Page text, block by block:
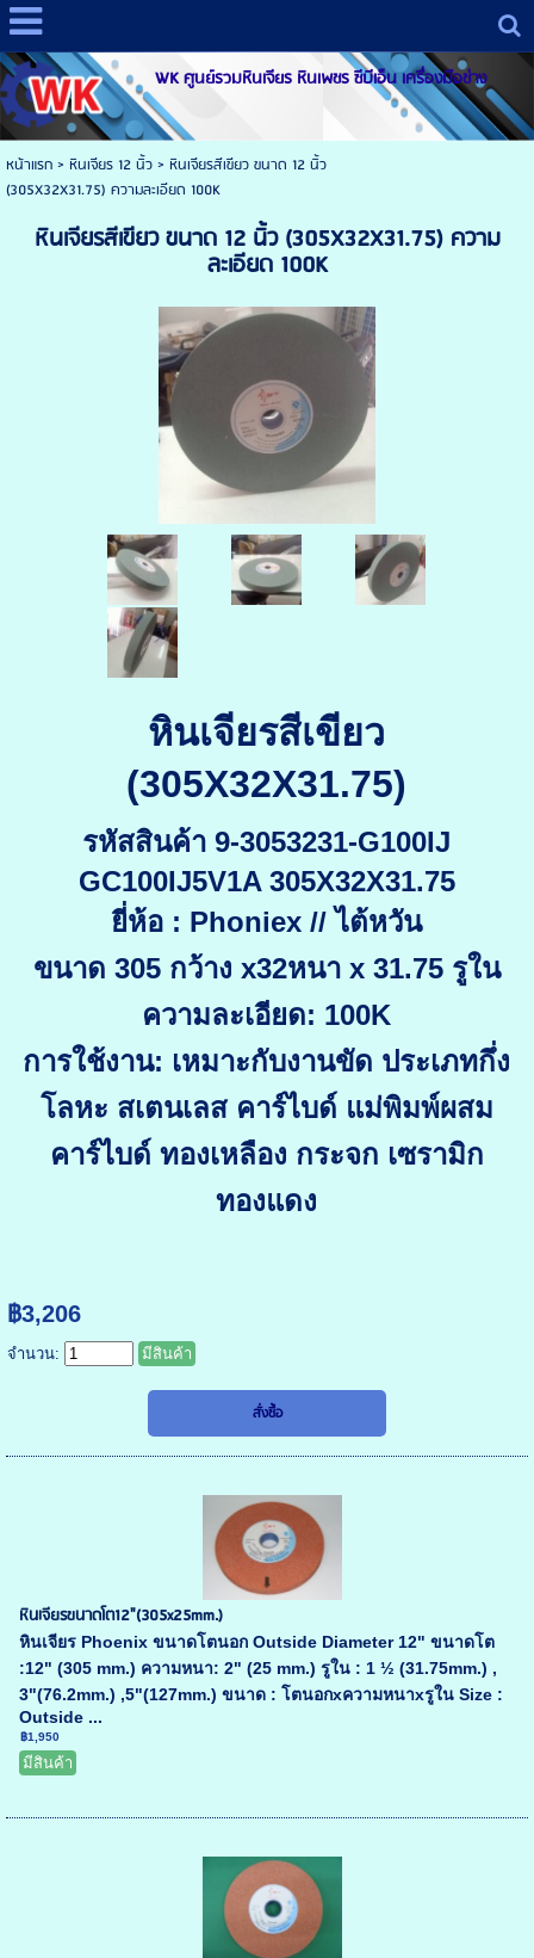
WK ศูนย์รวมหินเจียร หินเพชร ซีบีเอ็น เครื่องมือช่าง
หน้าแรก> หินเจียร 12 นิ้ว > หินเจียรสีเขียว ขนาด 12 นิ้ว
(305X32X31.75) ความละเอียด 100K
หินเจียรสีเขียว ขนาด 12 นิ้ว (305X32X31.75) ความ
ละเอียด 100K
หินเจียรสีเขียว
(305X32X31.75)
รหัสสินค้า 9-3053231-G100IJ
GC100IJ5V1A 305X32X31.75
ยี่ห้อ : Phoniex // ไต้หวัน
ขนาด 305 กว้าง x32หนา x 31.75 รูใน
ความละเอียด: 100K
การใช้งาน: เหมาะกับงานขัด ประเภทกึ่ง
โลหะ สเตนเลส คาร์ไบด์ แม่พิมพ์ผสม
คาร์ไบด์ ทองเหลือง กระจก เซรามิก
ทองแดง
฿3,206
จำนวน: มีสินค้า
หินเจียรขนาดโต12"(305x25mm.)
หินเจียร Phoenix ขนาดโตนอก Outside Diameter 12" ขนาดโต
:12" (305 mm.) ความหนา: 2" (25 mm.) รูใน : 1 ½ (31.75mm.) ,
3"(76.2mm.) ,5"(127mm.) ขนาด : โตนอกxความหนาxรูใน Size :
Outside ...
฿1,950
มีสินค้า